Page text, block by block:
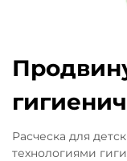
Расческа для
технологиями